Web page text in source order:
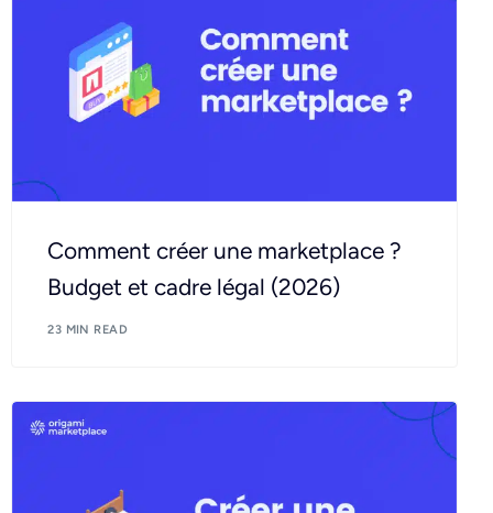
Comment créer une marketplace ?
Budget et cadre légal (2026)
23 MIN READ